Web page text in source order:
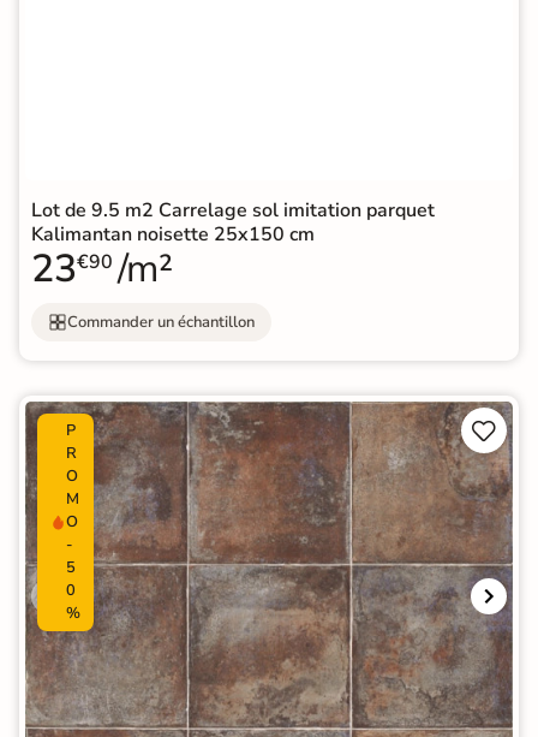
Lot de 9.5 m2 Carrelage sol imitation parquet
Kalimantan noisette 25x150 cm
23€90 /m²
Commander un échantillon
P
R
O
M
O
-
5
0
%

